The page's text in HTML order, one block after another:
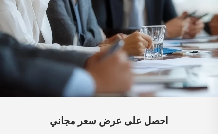
احصل على عرض سعر مجاني